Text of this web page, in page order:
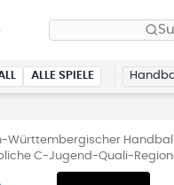
ALLE SPIELE
Württembergischer
C-Jugend-Quali-